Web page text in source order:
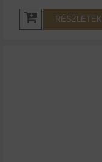
RÉSZLETEK